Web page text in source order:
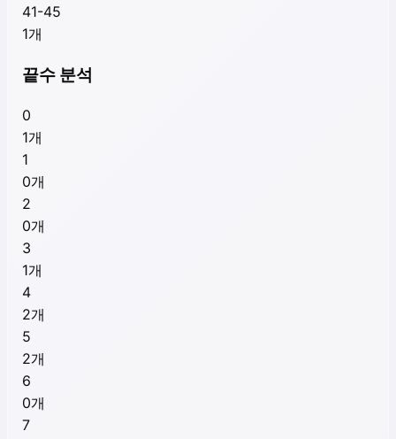
41-45
1개
끝수 분석
0
1개
1
0개
2
0개
3
1개
4
2개
5
2개
6
0개
7